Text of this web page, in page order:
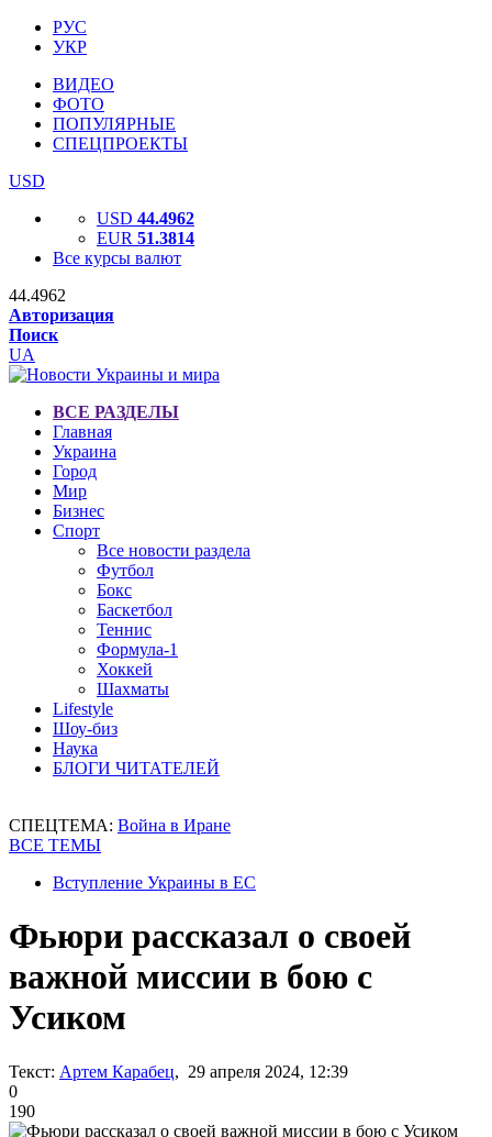
РУС
УКР
ВИДЕО
ФОТО
ПОПУЛЯРНЫЕ
СПЕЦПРОЕКТЫ
USD
USD 44.4962
EUR 51.3814
Все курсы валют
44.4962
Авторизация
Поиск
UA
ВСЕ РАЗДЕЛЫ
Главная
Украина
Город
Мир
Бизнес
Спорт
Все новости раздела
Футбол
Бокс
Баскетбол
Теннис
Формула-1
Хоккей
Шахматы
Lifestyle
Шоу-биз
Наука
БЛОГИ ЧИТАТЕЛЕЙ
СПЕЦТЕМА: Война в Иране
ВСЕ ТЕМЫ
Вступление Украины в ЕС
Фьюри рассказал о своей
важной миссии в бою с
Усиком
Текст: Артем Карабец, 29 апреля 2024, 12:39
0
190